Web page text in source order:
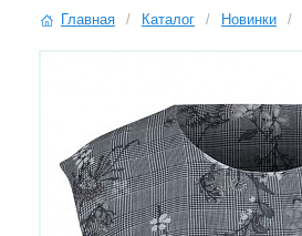
Главная / Каталог / Новинки /